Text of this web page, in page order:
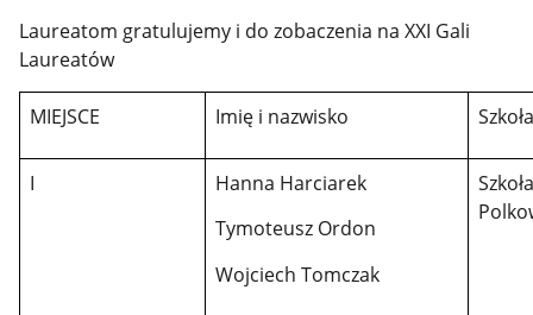
Laureatom gratulujemy i do zobaczenia na XXI Gali
Laureatów
MIEJSCE Imię i nazwisko Szkoła
I
Hanna Harciarek
Tymoteusz Ordon
Wojciech Tomczak